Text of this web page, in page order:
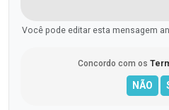
Você pode editar esta mensagem
Concordo com os